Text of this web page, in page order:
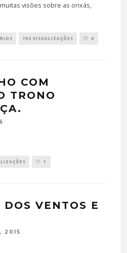
visões sobre as orixás,
792 VISUALIZAÇÕES 0
COM
TRONO
1
VENTOS E
2015